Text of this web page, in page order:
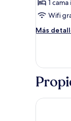
Premier
con
2
2
1
Wifi
Más
Más
Premier
Deomali